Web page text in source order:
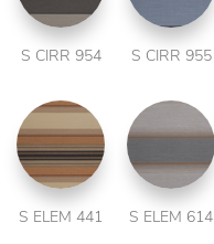
S CIRR 954 S CIRR 955
S ELEM 441 S ELEM 614